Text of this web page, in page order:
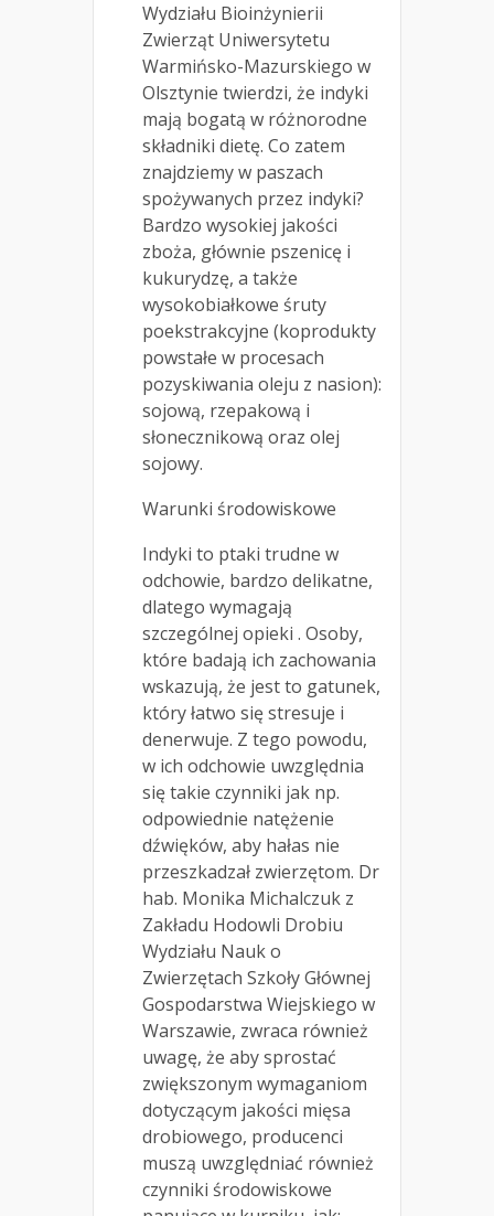
Wydziału Bioinżynierii
Zwierząt Uniwersytetu
Warmińsko-Mazurskiego w
Olsztynie twierdzi, że indyki
mają bogatą w różnorodne
składniki dietę. Co zatem
znajdziemy w paszach
spożywanych przez indyki?
Bardzo wysokiej jakości
zboża, głównie pszenicę i
kukurydzę, a także
wysokobiałkowe śruty
poekstrakcyjne (koprodukty
powstałe w procesach
pozyskiwania oleju z nasion):
sojową, rzepakową i
słonecznikową oraz olej
sojowy.
Warunki środowiskowe
Indyki to ptaki trudne w
odchowie, bardzo delikatne,
dlatego wymagają
szczególnej opieki . Osoby,
które badają ich zachowania
wskazują, że jest to gatunek,
który łatwo się stresuje i
denerwuje. Z tego powodu,
w ich odchowie uwzględnia
się takie czynniki jak np.
odpowiednie natężenie
dźwięków, aby hałas nie
przeszkadzał zwierzętom. Dr
hab. Monika Michalczuk z
Zakładu Hodowli Drobiu
Wydziału Nauk o
Zwierzętach Szkoły Głównej
Gospodarstwa Wiejskiego w
Warszawie, zwraca również
uwagę, że aby sprostać
zwiększonym wymaganiom
dotyczącym jakości mięsa
drobiowego, producenci
muszą uwzględniać również
czynniki środowiskowe